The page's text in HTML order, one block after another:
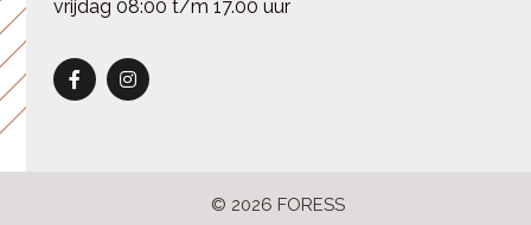
vrijdag 08:00 t/m 17.00 uur
© 2026 FORESS